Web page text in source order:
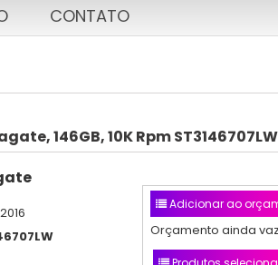
CONTATO
146GB, 10K Rpm ST3146707LW
Adicionar ao
Orçamento ainda